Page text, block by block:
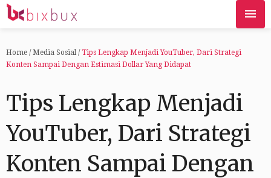
Home / Media Sosial / Tips Lengkap Menjadi YouTuber, Dari Strategi
Konten Sampai Dengan Estimasi Dollar Yang Didapat
Tips Lengkap Menjadi
YouTuber, Dari Strategi
Konten Sampai Dengan